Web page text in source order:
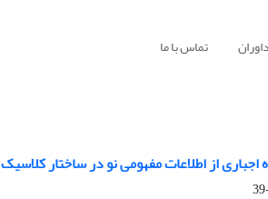
داوران تماس با ما
از اطلاعات مفهومی نو در ساختار کلاسیک